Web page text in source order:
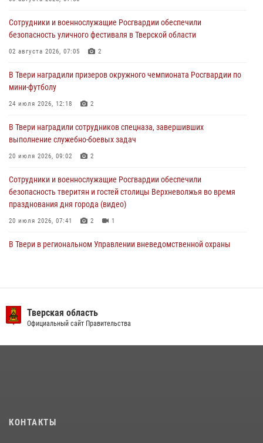
В Твери наградили призеров окружного чемпионата Росгвардии по
мини-футболу
24 июля 2026, 12:18 2
Росгвардейцы оказали помощь водителю на дороге в городе Кашин
22 июля 2026, 08:35
Представители Росгвардии провели спортивно — патриотическое
мероприятие для воспитанников летнего лагеря в Тверской области
(видео)
Сотрудники и военнослужащие Росгвардии обеспечили
безопасность уличного фестиваля в Тверской области
02 августа 2026, 07:05 2
В Твери наградили призеров окружного чемпионата Росгвардии по
мини-футболу
24 июля 2026, 12:18 2
В Твери наградили сотрудников спецназа, завершивших
выполнение служебно-боевых задач
20 июля 2026, 09:02 2
Сотрудники и военнослужащие Росгвардии обеспечили
безопасность тверитян и гостей столицы Верхневолжья во время
празднования дня города (видео)
20 июля 2026, 07:41 2 1
В Твери в региональном Управлении вневедомственной охраны
10 июля 2026, 08:44 1
боксов (видео)
Тверская область
Официальный сайт Правительства
КОНТАКТЫ